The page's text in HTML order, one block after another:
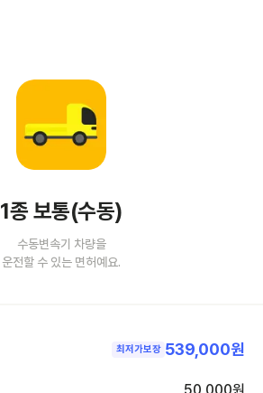
1종 보통(수동)
수동변속기 차량을
운전할 수 있는 면허예요.
최저가보장 539,000원